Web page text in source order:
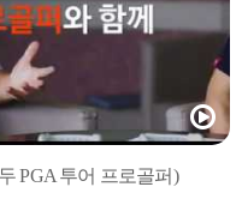
PGA 투어 프로골퍼)